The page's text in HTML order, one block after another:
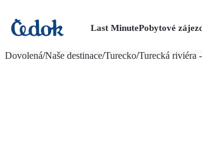
Last MinutePobytové
Dovolená/Naše destinace/Turecko/Turecká riviéra